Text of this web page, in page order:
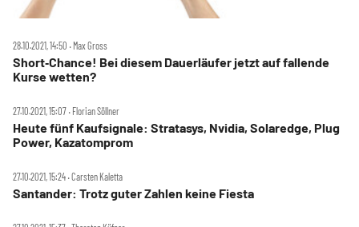
28.10.2021, 14:50 ‧ Max Gross
Short‑Chance! Bei diesem Dauerläufer jetzt auf fallende
Kurse wetten?
27.10.2021, 15:07 ‧ Florian Söllner
Heute fünf Kaufsignale: Stratasys, Nvidia, Solaredge, Plug
Power, Kazatomprom
27.10.2021, 15:24 ‧ Carsten Kaletta
Santander: Trotz guter Zahlen keine Fiesta